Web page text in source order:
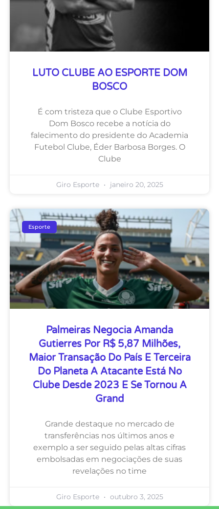
LUTO CLUBE AO ESPORTE DOM
BOSCO
É com tristeza que o Clube Esportivo
Dom Bosco recebe a notícia do
falecimento do presidente do Academia
Futebol Clube, Éder Barbosa Borges. O
Clube
Giro Esporte janeiro 20, 2025
Esporte
Palmeiras Negocia Amanda
Gutierres Por R$ 5,87 Milhões,
Maior Transação Do País E Terceira
Do Planeta A Atacante Está No
Clube Desde 2023 E Se Tornou A
Grand
Grande destaque no mercado de
transferências nos últimos anos e
exemplo a ser seguido pelas altas cifras
embolsadas em negociações de suas
revelações no time
Giro Esporte outubro 3, 2025